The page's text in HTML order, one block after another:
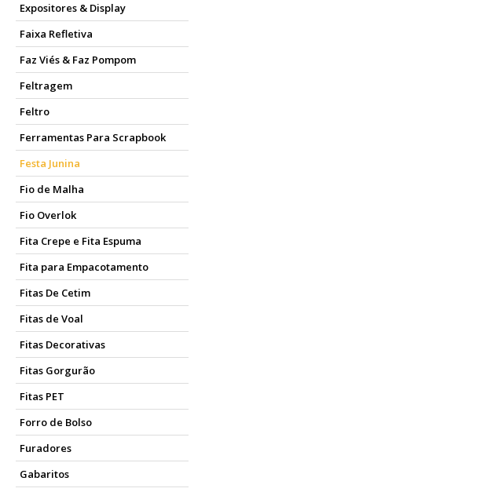
Expositores & Display
Faixa Refletiva
Faz Viés & Faz Pompom
Feltragem
Feltro
Ferramentas Para Scrapbook
Festa Junina
Fio de Malha
Fio Overlok
Fita Crepe e Fita Espuma
Fita para Empacotamento
Fitas De Cetim
Fitas de Voal
Fitas Decorativas
Fitas Gorgurão
Fitas PET
Forro de Bolso
Furadores
Gabaritos